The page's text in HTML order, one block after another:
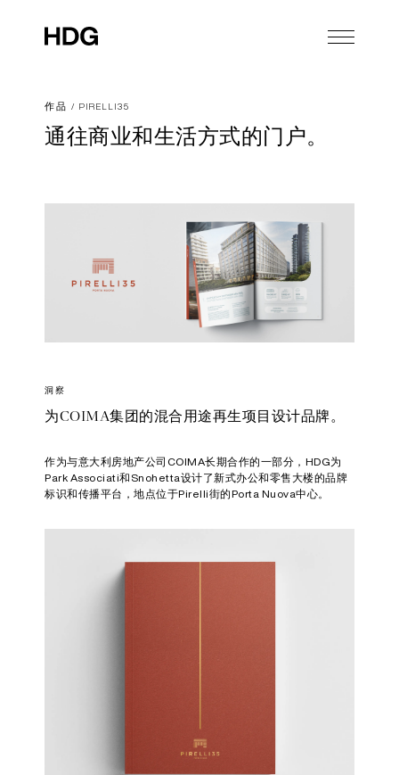
作品 / PIRELLI35
通往商业和生活方式的门户。
洞察
为COIMA集团的混合用途再生项目设计品牌。
作为与意大利房地产公司COIMA长期合作的一部分，HDG为
Park Associati和Snohetta设计了新式办公和零售大楼的品牌
标识和传播平台，地点位于Pirelli街的Porta Nuova中心。